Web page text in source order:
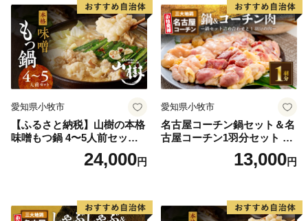
愛知県小牧市
【ふるさと納税】山樹の本格
味噌もつ鍋 4〜5人前セット
山樹 国産 牛もつ ホルモン モ
ツ オンライン飲み会 ホーム
間
24,000円
愛知県小牧市
名古屋コーチン鍋セット＆名
古屋コーチン1羽分セット 日
本三大地鶏 鍋セット 鶏肉 も
も肉 むね肉 ササミ 肉団子 鍋
13,000円